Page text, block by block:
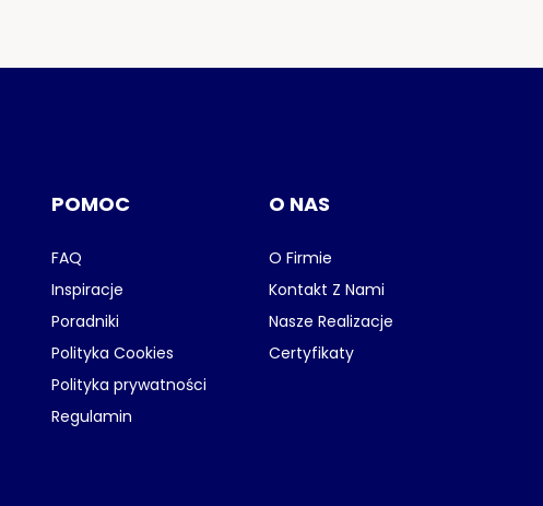
POMOC
FAQ
Inspiracje
Poradniki
Polityka Cookies
Polityka prywatności
Regulamin
O NAS
O Firmie
Kontakt Z Nami
Nasze Realizacje
Certyfikaty